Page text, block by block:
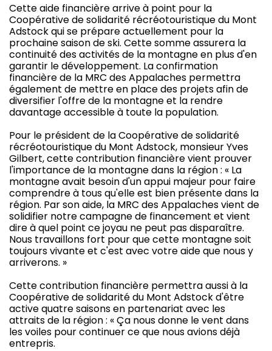
Cette aide financière arrive à point pour la
Coopérative de solidarité récréotouristique du Mont
Adstock qui se prépare actuellement pour la
prochaine saison de ski. Cette somme assurera la
continuité des activités de la montagne en plus d'en
garantir le développement. La confirmation
financière de la MRC des Appalaches permettra
également de mettre en place des projets afin de
diversifier l'offre de la montagne et la rendre
davantage accessible à toute la population.
Pour le président de la Coopérative de solidarité
récréotouristique du Mont Adstock, monsieur Yves
Gilbert, cette contribution financière vient prouver
l'importance de la montagne dans la région : « La
montagne avait besoin d'un appui majeur pour faire
comprendre à tous qu'elle est bien présente dans la
région. Par son aide, la MRC des Appalaches vient de
solidifier notre campagne de financement et vient
dire à quel point ce joyau ne peut pas disparaître.
Nous travaillons fort pour que cette montagne soit
toujours vivante et c'est avec votre aide que nous y
arriverons. »
Cette contribution financière permettra aussi à la
Coopérative de solidarité du Mont Adstock d'être
active quatre saisons en partenariat avec les
attraits de la région : « Ça nous donne le vent dans
les voiles pour continuer ce que nous avions déjà
entrepris.